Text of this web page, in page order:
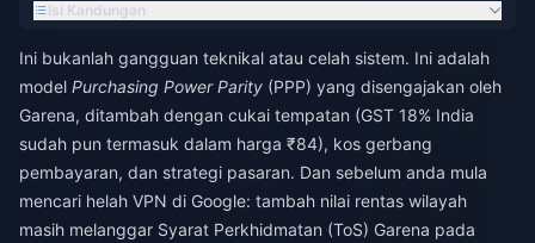
Isi Kandungan
Ini bukanlah gangguan teknikal atau celah sistem. Ini adalah
model Purchasing Power Parity (PPP) yang disengajakan oleh
Garena, ditambah dengan cukai tempatan (GST 18% India
sudah pun termasuk dalam harga ₹84), kos gerbang
pembayaran, dan strategi pasaran. Dan sebelum anda mula
mencari helah VPN di Google: tambah nilai rentas wilayah
masih melanggar Syarat Perkhidmatan (ToS) Garena pada